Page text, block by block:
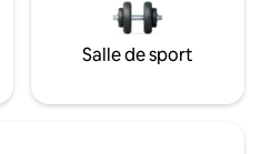
Salle de sport